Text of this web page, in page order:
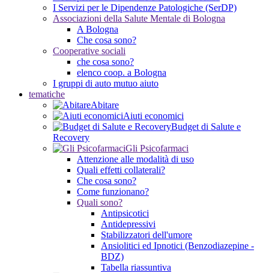
I Servizi per le Dipendenze Patologiche (SerDP)
Associazioni della Salute Mentale di Bologna
A Bologna
Che cosa sono?
Cooperative sociali
che cosa sono?
elenco coop. a Bologna
I gruppi di auto mutuo aiuto
tematiche
Abitare
Aiuti economici
Budget di Salute e
Recovery
Gli Psicofarmaci
Attenzione alle modalità di uso
Quali effetti collaterali?
Che cosa sono?
Come funzionano?
Quali sono?
Antipsicotici
Antidepressivi
Stabilizzatori dell'umore
Ansiolitici ed Ipnotici (Benzodiazepine -
BDZ)
Tabella riassuntiva